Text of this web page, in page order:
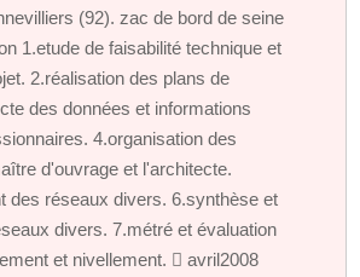
(92). zac de bord de seine
1.etude de faisabilité technique et
2.réalisation des plans de
des données et informations
4.organisation des
d'ouvrage et l'architecte.
des réseaux divers. 6.synthèse et
divers. 7.métré et évaluation
et nivellement.  avril2008